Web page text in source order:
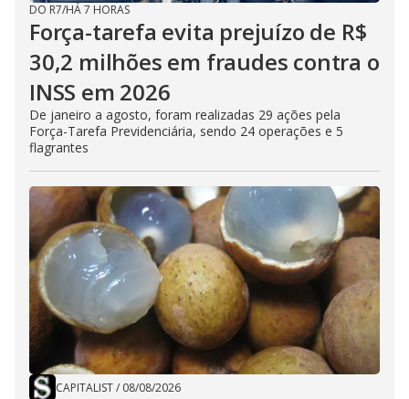
DO R7/HÁ 7 HORAS
Força-tarefa evita prejuízo de R$
30,2 milhões em fraudes contra o
INSS em 2026
De janeiro a agosto, foram realizadas 29 ações pela
Força-Tarefa Previdenciária, sendo 24 operações e 5
flagrantes
CAPITALIST/ 08/08/2026